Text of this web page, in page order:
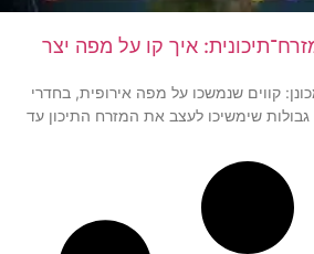
איך קו על מפה יצר
קווים שנמשכו על מפה אירופית, בחדרי
גבולות שימשיכו לעצב את המזרח התיכון עד